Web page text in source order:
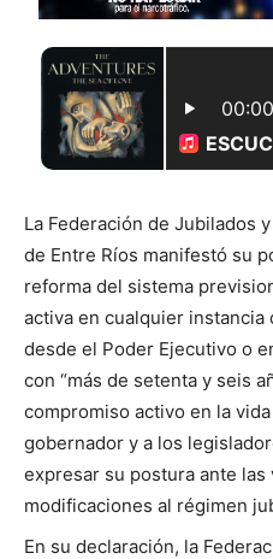
La Federación de Jubilados
de Entre Ríos manifestó su
reforma del sistema
activa en cualquier
desde el Poder Ejecutivo o
con “más de setenta y seis
compromiso activo en la
gobernador y a los
expresar su postura ante
modificaciones al régimen
En su declaración, la